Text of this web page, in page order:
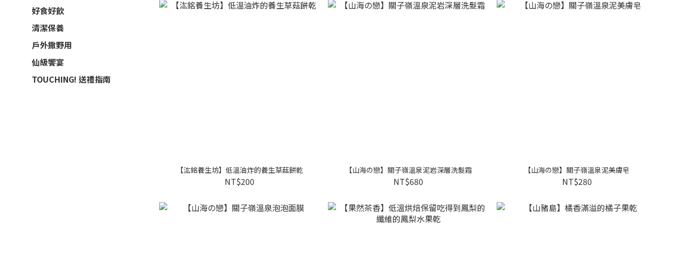
好食好飲
清潔保養
戶外撒野用
仙級饗宴
TOUCHING! 送禮指南
【汯銘養生坊】低溫油炸的養生草菇餅乾
NT$200
【山海の戀】關子嶺溫泉泥岩深層洗髮霜
NT$680
【山海の戀】關子嶺溫泉泥美膚皂
NT$280